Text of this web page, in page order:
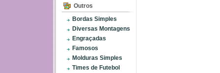
Outros
Bordas Simples
Diversas Montagens
Engraçadas
Famosos
Molduras Simples
Times de Futebol